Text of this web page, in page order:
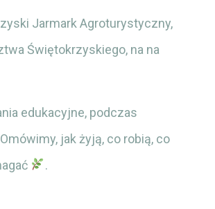
Jarmark Agroturystyczny,
Świętokrzyskiego, na na
edukacyjne, podczas
jak żyją, co robią, co
.